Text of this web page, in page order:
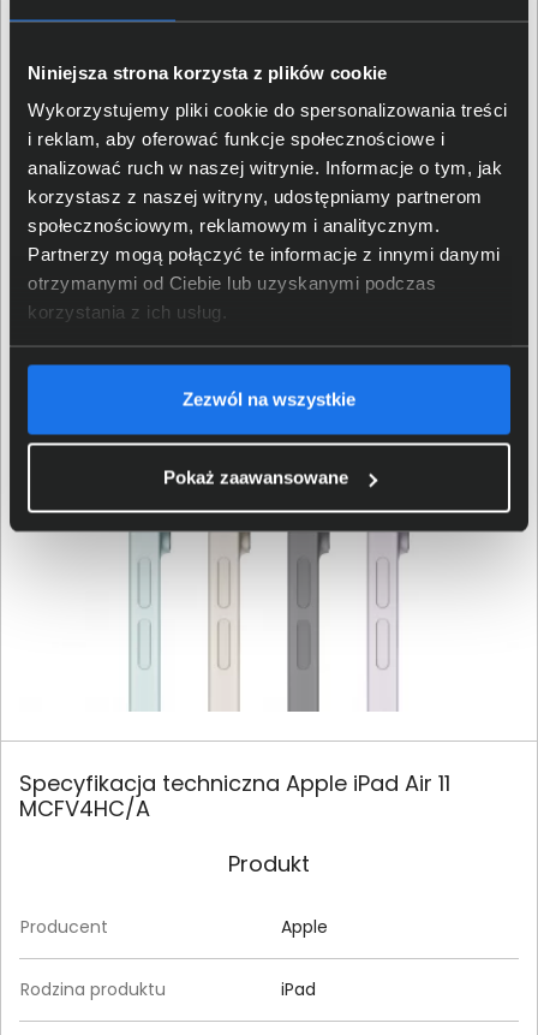
Niniejsza strona korzysta z plików cookie
Wykorzystujemy pliki cookie do spersonalizowania treści
i reklam, aby oferować funkcje społecznościowe i
analizować ruch w naszej witrynie. Informacje o tym, jak
korzystasz z naszej witryny, udostępniamy partnerom
społecznościowym, reklamowym i analitycznym.
Partnerzy mogą połączyć te informacje z innymi danymi
otrzymanymi od Ciebie lub uzyskanymi podczas
korzystania z ich usług.
Zezwól na wszystkie
Pokaż zaawansowane
Center Stage, dzięki której wideorozmowy stają się
bardziej naturalne i dynamiczne. Tylny aparat 12 MP
umożliwia rejestrowanie zdjęć i wideo w 4K, a także
szybkie skanowanie dokumentów. Szybkie WiFi 6E i
opcjonalna łączność 5G pozwalają pracować i
przesyłać pliki wszędzie tam, gdzie pojawia się
potrzeba działania w ruchu. Złącze USB-C ułatwia
podłączanie wyświetlaczy i akcesoriów, a Touch ID w
górnym przycisku zapewnia wygodne i bezpieczne
uwierzytelnianie. Całość tworzy urządzenie, które w
naturalny sposób dostosowuje się do sposobu pracy
Specyfikacja techniczna Apple iPad Air 11
MCFV4HC/A
Produkt
Producent Apple
Rodzina produktu iPad